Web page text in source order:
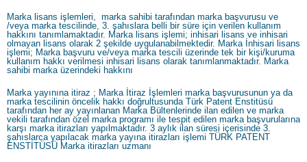
Marka lisans işlemleri, marka sahibi tarafından marka başvurusu ve
/veya marka tescilinde, 3. şahıslara belli bir süre için verilen kullanım
hakkını tanımlamaktadır. Marka lisans işlemi; inhisari lisans ve inhisari
olmayan lisans olarak 2 şekilde uygulanabilmektedir. Marka İnhisari lisans
işlemi; Marka başvuru ve/veya marka tescili üzerinde tek bir kişi/kuruma
kullanım hakkı verilmesi inhisari lisans olarak tanımlanmaktadır. Marka
sahibi marka üzerindeki hakkını
Marka yayınına itiraz ; Marka İtiraz İşlemleri marka başvurusunun ya da
marka tescilinin öncelik hakkı doğrultusunda Türk Patent Enstitüsü
tarafından her ay yayınlanan Marka Bültenlerinde ilan edilen ve marka
vekili tarafından özel marka programı ile tespit edilen marka başvurularına
karşı marka itirazları yapılmaktadır. 3 aylık ilan süresi içerisinde 3.
şahıslarca yapılacak marka yayına itirazları işlemi TÜRK PATENT
ENSTİTÜSÜ Marka itirazları uzmanı